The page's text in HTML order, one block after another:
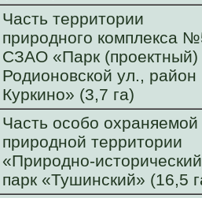
Часть территории
природного комплекса
СЗАО «Парк (проектный)
Родионовской ул., район
Куркино» (3,7 га)
Часть особо охраняемой
природной территории
«Природно-исторический
парк «Тушинский» (16,5